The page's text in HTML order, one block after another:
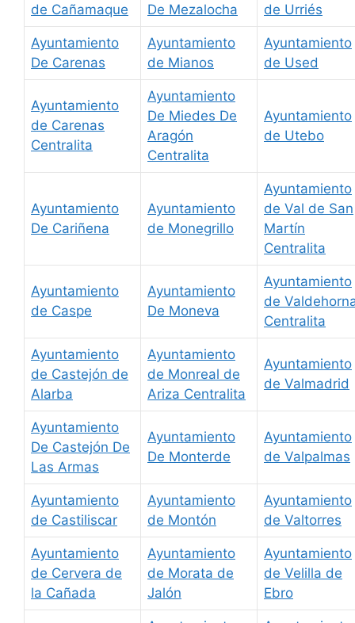
de Cañamaque
De Mezalocha
de Urriés
Ayuntamiento
De Carenas
Ayuntamiento
de Mianos
Ayuntamiento
de Used
Ayuntamiento
de Carenas
Centralita
Ayuntamiento
De Miedes De
Aragón
Centralita
Ayuntamiento
de Utebo
Ayuntamiento
De Cariñena
Ayuntamiento
de Monegrillo
Ayuntamiento
de Val de San
Martín
Centralita
Ayuntamiento
de Caspe
Ayuntamiento
De Moneva
Ayuntamiento
de
Centralita
Ayuntamiento
de Castejón de
Alarba
Ayuntamiento
de Monreal de
Ariza Centralita
Ayuntamiento
de Valmadrid
Ayuntamiento
De Castejón De
Las Armas
Ayuntamiento
De Monterde
Ayuntamiento
de Valpalmas
Ayuntamiento
de Castiliscar
Ayuntamiento
de Montón
Ayuntamiento
de Valtorres
Ayuntamiento
de Cervera de
la Cañada
Ayuntamiento
de Morata de
Jalón
Ayuntamiento
de Velilla de
Ebro